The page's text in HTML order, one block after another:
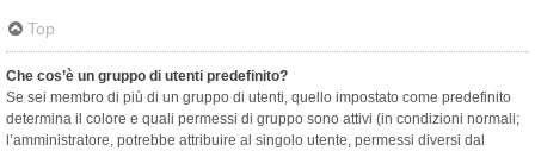
Top
Che cos’è un gruppo di utenti predefinito?
Se sei membro di più di un gruppo di utenti, quello impostato come predefinito
determina il colore e quali permessi di gruppo sono attivi (in condizioni normali;
l’amministratore, potrebbe attribuire al singolo utente, permessi diversi dal